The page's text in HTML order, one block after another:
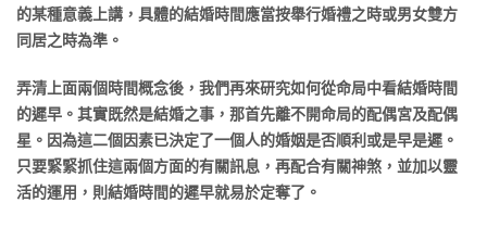
的某種意義上講，具體的結婚時間應當按舉行婚禮之時或男女雙方
同居之時為準。
弄清上面兩個時間概念後，我們再來研究如何從命局中看結婚時間
的遲早。其實既然是結婚之事，那首先離不開命局的配偶宮及配偶
星。因為這二個因素已決定了一個人的婚姻是否順利或是早是遲。
只要緊緊抓住這兩個方面的有關訊息，再配合有關神煞，並加以靈
活的運用，則結婚時間的遲早就易於定奪了。